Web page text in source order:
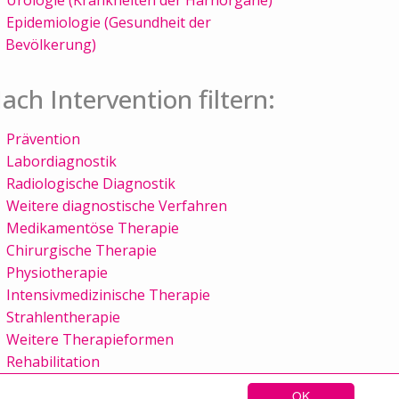
OK
Epidemiologie (Gesundheit der
Bevölkerung)
Intervention filtern:
Prävention
Labordiagnostik
Radiologische Diagnostik
Weitere diagnostische Verfahren
Medikamentöse Therapie
Chirurgische Therapie
Physiotherapie
Intensivmedizinische Therapie
Strahlentherapie
Weitere Therapieformen
Rehabilitation